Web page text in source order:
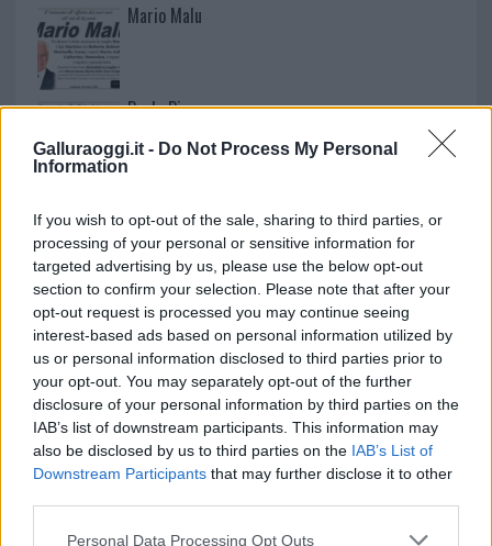
Galluraoggi.it - Do Not Process My Personal
Information
If you wish to opt-out of the sale, sharing to third parties, or
processing of your personal or sensitive information for
targeted advertising by us, please use the below opt-out
section to confirm your selection. Please note that after your
opt-out request is processed you may continue seeing
interest-based ads based on personal information utilized by
us or personal information disclosed to third parties prior to
your opt-out. You may separately opt-out of the further
disclosure of your personal information by third parties on the
IAB’s list of downstream participants. This information may
also be disclosed by us to third parties on the IAB’s List of
Downstream Participants that may further disclose it to other
Please note that this website/app uses one or more Google
Personal Data Processing Opt Outs
Mario Malu
Paolo Pinna
I nostri cari
I nostri cari
I nostri cari